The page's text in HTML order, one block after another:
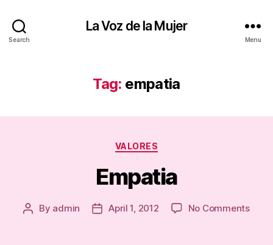
Search
La Voz de la Mujer
Menu
Tag: empatia
Categories
VALORES
Empatia
Post
By admin
PostApril 1, 2012 No Commentson